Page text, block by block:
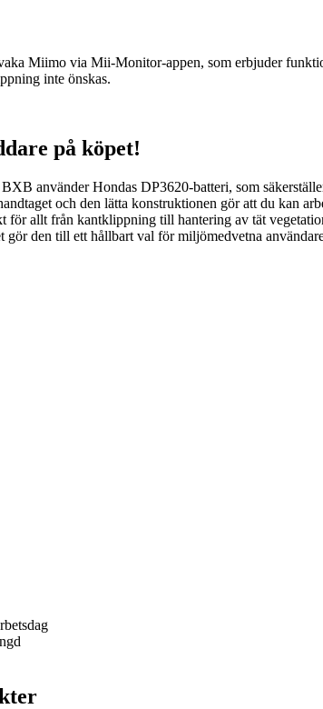
Miimo via Mii-Monitor-appen, som erbjuder
inte önskas.
på köpet!
använder Hondas DP3620-batteri, som
och den lätta konstruktionen gör att du kan
för allt från kantklippning till hantering av tät
den till ett hållbart val för miljömedvetna